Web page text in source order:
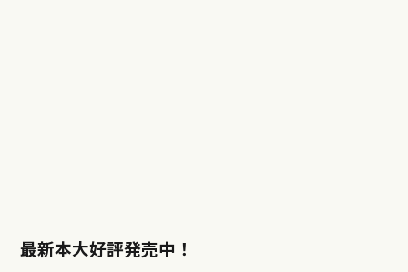
最新本大好評発売中！